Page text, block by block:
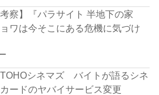
考察】『パラサイト 半地下の家
ワは今そこにある危機に気づけ
TOHOシネマズ バイトが語るシネ
ードのヤバイサービス変更